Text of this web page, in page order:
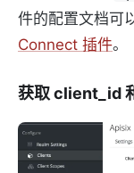
件的配置文档可
Connect 插件。
获取 client_id